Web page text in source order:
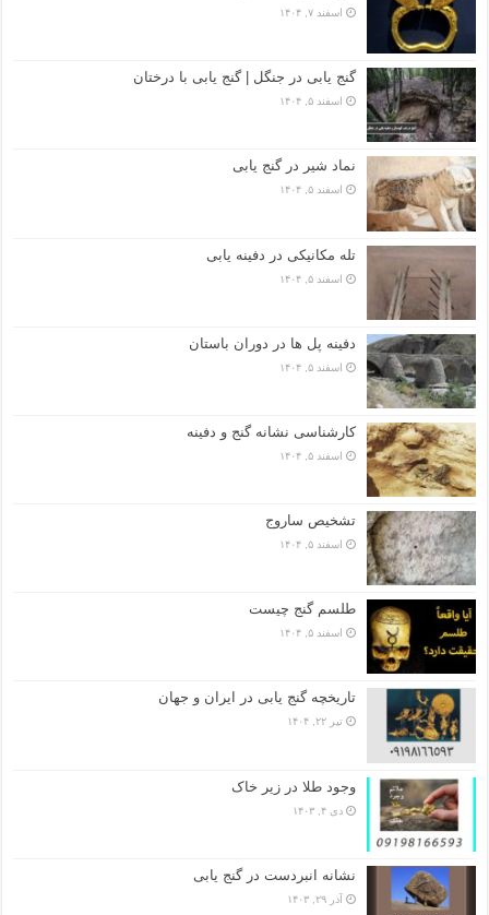
اسفند ۷, ۱۴۰۴
گنج یابی در جنگل | گنج یابی با درختان
اسفند ۵, ۱۴۰۴
نماد شیر در گنج یابی
اسفند ۵, ۱۴۰۴
تله مکانیکی در دفینه یابی
اسفند ۵, ۱۴۰۴
دفینه پل ها در دوران باستان
اسفند ۵, ۱۴۰۴
کارشناسی نشانه گنج و دفینه
اسفند ۵, ۱۴۰۴
تشخیص ساروج
اسفند ۵, ۱۴۰۴
طلسم گنج چیست
اسفند ۵, ۱۴۰۴
تاریخچه گنج‌ یابی در ایران و جهان
تیر ۲۲, ۱۴۰۴
وجود طلا در زیر خاک
دی ۴, ۱۴۰۳
نشانه انبردست در گنج یابی
آذر ۲۹, ۱۴۰۳